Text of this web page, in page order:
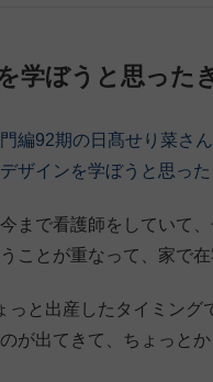
学ぼうと思った
編92期の日髙せり菜さ
ザインを学ぼうと思っ
まで看護師をしていて
ことが重なって、家で
っと出産したタイミング
が出てきて、ちょっと